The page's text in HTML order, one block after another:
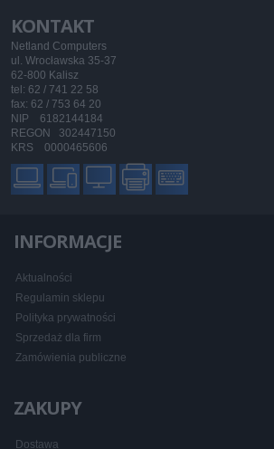
KONTAKT
Netland Computers
ul. Wrocławska 35-37
62-800 Kalisz
tel: 62 / 741 22 58
fax: 62 / 753 64 20
NIP 6182144184
REGON 302447150
KRS 0000465606
INFORMACJE
Aktualności
Regulamin sklepu
Polityka prywatności
Sprzedaż dla firm
Zamówienia publiczne
ZAKUPY
Dostawa